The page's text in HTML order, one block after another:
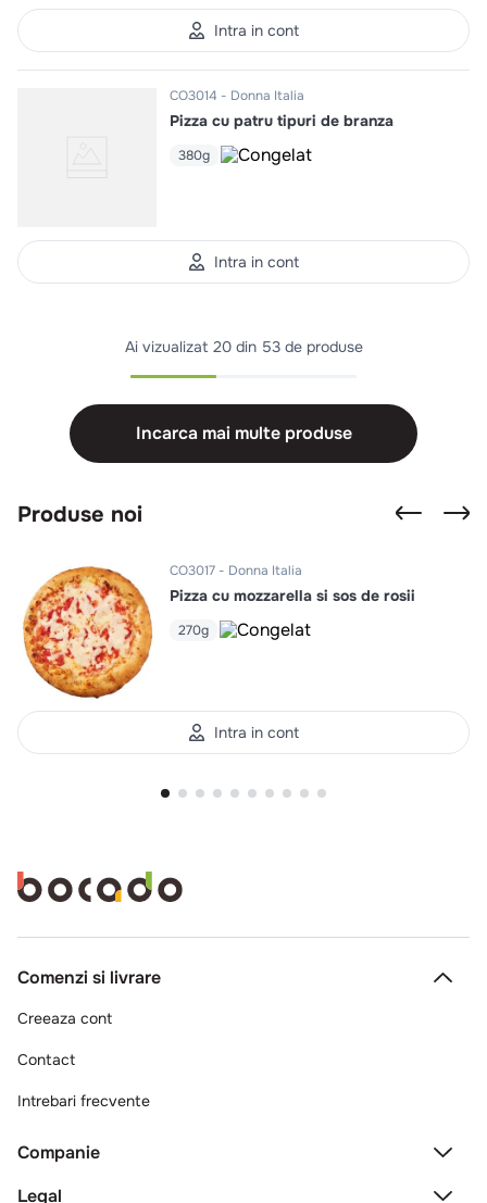
Intra in cont
CO3014 Donna Italia
Pizza cu patru tipuri de branza
380g
Intra in cont
Ai vizualizat 20 din 53 de produse
Incarca mai multe produse
Produse noi
CO3017 Donna Italia
Pizza cu mozzarella si sos de rosii
270g
Intra in cont
Comenzi si livrare
Creeaza cont
Contact
Intrebari frecvente
Companie
Legal